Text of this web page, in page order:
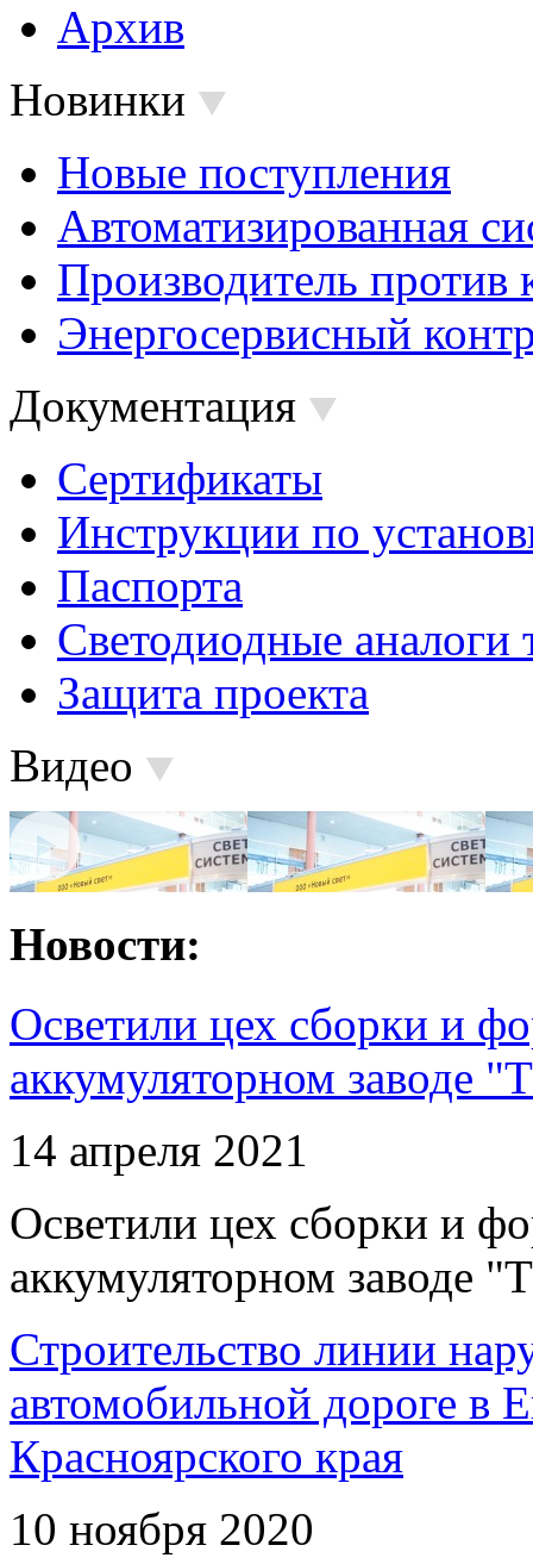
Архив
Новинки
Новые поступления
Автоматизированная
Производитель против
Энергосервисный
Документация
Сертификаты
Инструкции по
Паспорта
Светодиодные аналоги
Защита проекта
Видео
Новости:
Осветили цех сборки и
аккумуляторном заводе
14 апреля 2021
Осветили цех сборки и
аккумуляторном заводе
Строительство линии
автомобильной дороге в
Красноярского края
10 ноября 2020